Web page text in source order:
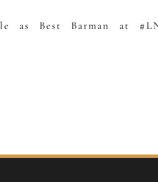
Best Barman at